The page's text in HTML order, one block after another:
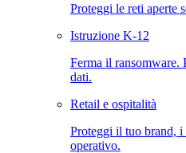
Proteggi le reti aperte
Istruzione K-12
Ferma il ransomware.
dati.
Retail e ospitalità
Proteggi il tuo brand,
operativo.